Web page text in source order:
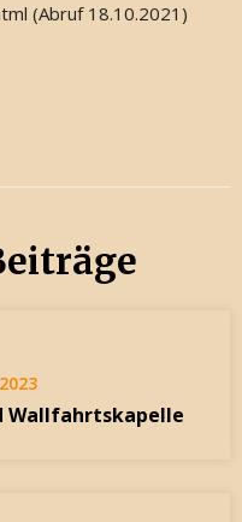
(Abruf 18.10.2021)
Wallfahrtskapelle